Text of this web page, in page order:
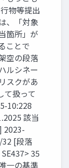
物等提出
、「対象
箇所」が
ことで
空の段落
ルシネー
スクがあ
て扱って
10:228
該当
2023-
[段落
35
一の基準